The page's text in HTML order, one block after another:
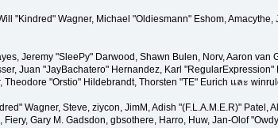
"Kindred" Wagner, Michael "Oldiesmann" Eshom,
Jeremy "SleePy" Darwood, Shawn Bulen, Norv, Aaron van
Juan "JayBachatero" Hernandez, Karl
Theodore "Orstio" Hildebrandt, Thorsten "TE" Eurich และ
Wagner, Steve, ziycon, JimM, Adish "(F.L.A.M.E.R)" Patel,
Gary M. Gadsdon, gbsothere, Harro, Huw, Jan-Olof